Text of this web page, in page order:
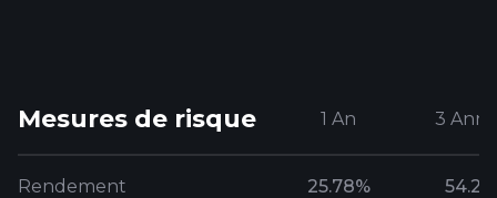
Mesures de risque 1 An 3
Rendement 25.78%